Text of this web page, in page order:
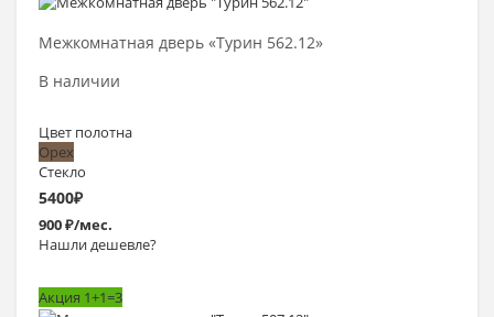
Межкомнатная дверь «Турин 562.12»
В наличии
Цвет полотна
Орех
Стекло
5400₽
900 ₽/мес.
Нашли дешевле?
Выбрать >
Акция 1+1=3